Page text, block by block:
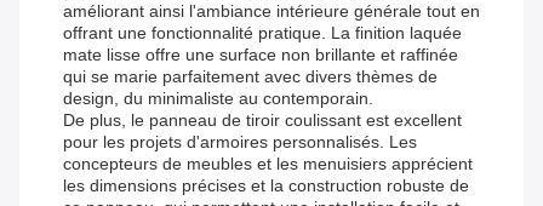
améliorant ainsi l'ambiance intérieure générale tout en
offrant une fonctionnalité pratique. La finition laquée
mate lisse offre une surface non brillante et raffinée
qui se marie parfaitement avec divers thèmes de
design, du minimaliste au contemporain.
De plus, le panneau de tiroir coulissant est excellent
pour les projets d'armoires personnalisés. Les
concepteurs de meubles et les menuisiers apprécient
les dimensions précises et la construction robuste de